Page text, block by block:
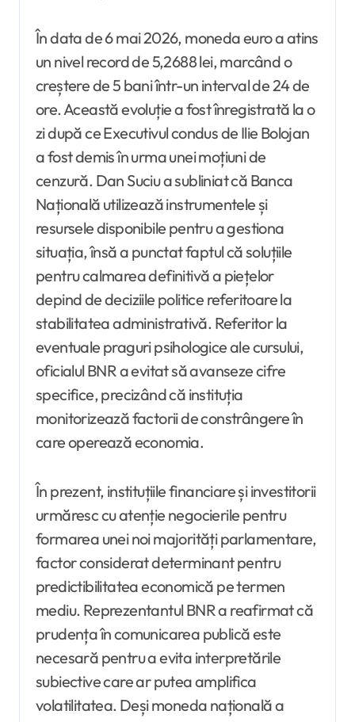
În data de 6 mai 2026, moneda euro a atins
un nivel record de 5,2688 lei, marcând o
creștere de 5 bani într-un interval de 24 de
ore. Această evoluție a fost înregistrată la o
zi după ce Executivul condus de Ilie Bolojan
a fost demis în urma unei moțiuni de
cenzură. Dan Suciu a subliniat că Banca
Națională utilizează instrumentele și
resursele disponibile pentru a gestiona
situația, însă a punctat faptul că soluțiile
pentru calmarea definitivă a piețelor
depind de deciziile politice referitoare la
stabilitatea administrativă. Referitor la
eventuale praguri psihologice ale cursului,
oficialul BNR a evitat să avanseze cifre
specifice, precizând că instituția
monitorizează factorii de constrângere în
care operează economia.
În prezent, instituțiile financiare și investitorii
urmăresc cu atenție negocierile pentru
formarea unei noi majorități parlamentare,
factor considerat determinant pentru
predictibilitatea economică pe termen
mediu. Reprezentantul BNR a reafirmat că
prudența în comunicarea publică este
necesară pentru a evita interpretările
subiective care ar putea amplifica
volatilitatea. Deși moneda națională a